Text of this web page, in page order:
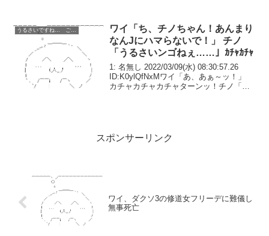
間前、清ちゃんはイ...
うるさいですね… ごちうさ コピペ改変
ワイ「ち、チノちゃん！あんまり
なんJにハマらないで！」 チノ
「うるさいンゴねぇ……」ｶﾁｬｶﾁｬ
1: 名無し 2022/03/09(水) 08:30:57.26
ID:K0ylQfNxMワイ「あ、あぁ～ッ！」
カチャカチャカチャターンッ！チノ「は
スポンサーリンク
ワイ、ダクソ3の修道女フリーデに難儀し
無事死亡